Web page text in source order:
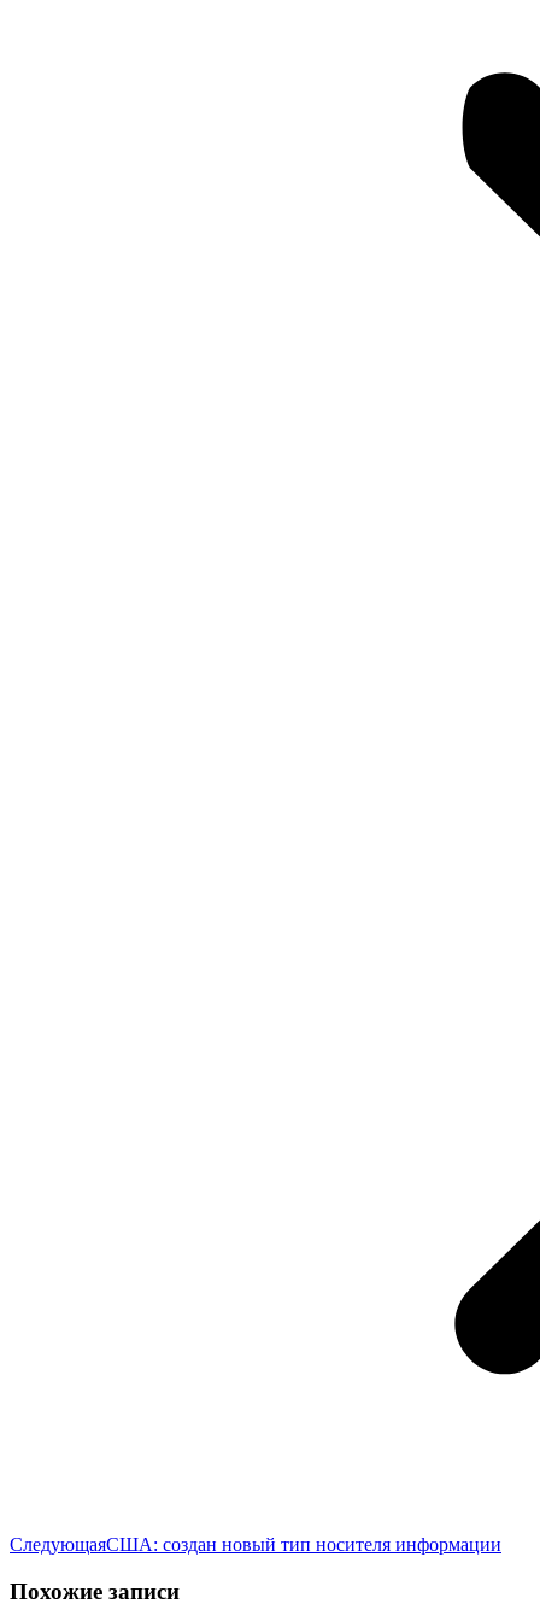
СледующаяСледующая
США: создан новый тип носителя информации
Похожие записи